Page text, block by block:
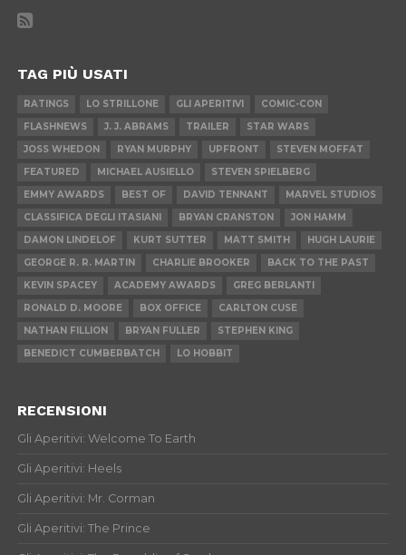
TAG PIÙ USATI
RATINGS LO STRILLONE GLI APERITIVI
COMIC-CON
FLASHNEWS
J. J. ABRAMS TRAILER
STAR WARS
JOSS WHEDON
RYAN MURPHY UPFRONT
STEVEN MOFFAT
FEATURED
MICHAEL AUSIELLO
STEVEN SPIELBERG
EMMY AWARDS
BEST OF DAVID TENNANT
MARVEL STUDIOS
CLASSIFICA DEGLI ITASIANI
BRYAN CRANSTON
JON HAMM
DAMON LINDELOF
KURT SUTTER MATT SMITH
HUGH LAURIE
GEORGE R. R. MARTIN
CHARLIE BROOKER
BACK TO THE PAST
KEVIN SPACEY
ACADEMY AWARDS
GREG BERLANTI
RONALD D. MOORE
BOX OFFICE
CARLTON CUSE
NATHAN FILLION
BRYAN FULLER
STEPHEN KING
BENEDICT CUMBERBATCH
LO HOBBIT
RECENSIONI
Gli Aperitivi: Welcome To Earth
Gli Aperitivi: Heels
Gli Aperitivi: Mr. Corman
Gli Aperitivi: The Prince